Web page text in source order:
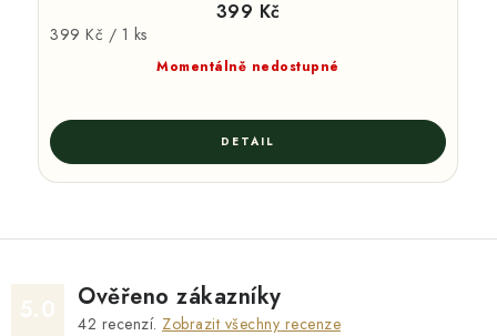
Momentálně nedostupné
399 Kč
Měrná
399 Kč / 1 ks
Ověřeno zákazníky
42 recenzí. Zobrazit všechny recenze